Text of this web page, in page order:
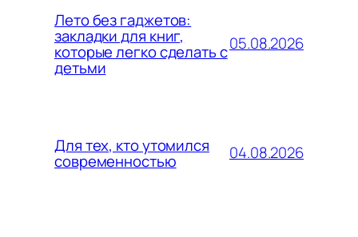
Лето без гаджетов:
закладки для книг,
которые легко сделать с
детьми
05.08.2026
Для тех, кто утомился
современностью 04.08.2026